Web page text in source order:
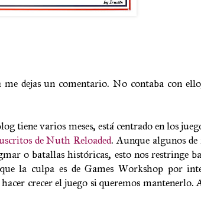
me dejas un comentario. No contaba con
tiene varios meses, está centrado en los
de Nuth Reloaded. Aunque algunos de
o batallas históricas, esto nos restringe
la culpa es de Games Workshop por
crecer el juego si queremos